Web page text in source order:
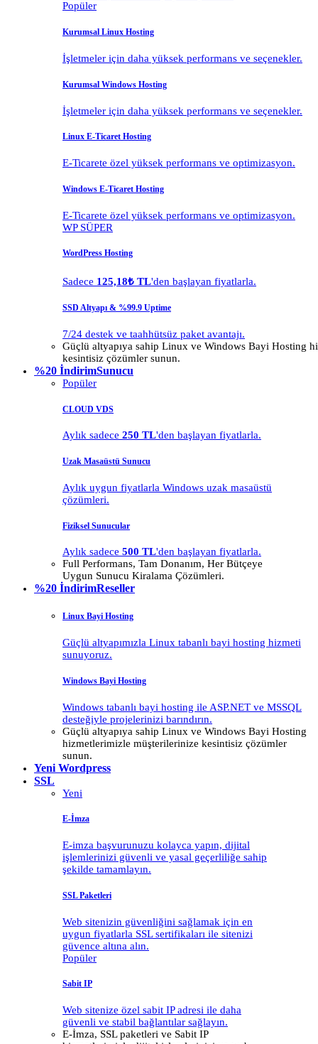
Popüler
Kurumsal Linux Hosting
İşletmeler için daha yüksek performans ve seçenekler.
Kurumsal Windows Hosting
İşletmeler için daha yüksek performans ve seçenekler.
Linux E-Ticaret Hosting
E-Ticarete özel yüksek performans ve optimizasyon.
Windows E-Ticaret Hosting
E-Ticarete özel yüksek performans ve optimizasyon.
WP SÜPER
WordPress Hosting
Sadece 125,18₺ TL'den başlayan fiyatlarla.
SSD Altyapı & %99.9 Uptime
7/24 destek ve taahhütsüz paket avantajı.
Güçlü altyapıya sahip Linux ve Windows Bayi Hosting
kesintisiz çözümler sunun.
%20 İndirimSunucu
Popüler
CLOUD VDS
Aylık sadece 250 TL'den başlayan fiyatlarla.
Uzak Masaüstü Sunucu
Aylık uygun fiyatlarla Windows uzak masaüstü
çözümleri.
Fiziksel Sunucular
Aylık sadece 500 TL'den başlayan fiyatlarla.
Full Performans, Tam Donanım, Her Bütçeye
Uygun Sunucu Kiralama Çözümleri.
%20 İndirimReseller
Linux Bayi Hosting
Güçlü altyapımızla Linux tabanlı bayi hosting hizmeti
sunuyoruz.
Windows Bayi Hosting
Windows tabanlı bayi hosting ile ASP.NET ve MSSQL
desteğiyle projelerinizi barındırın.
Güçlü altyapıya sahip Linux ve Windows Bayi Hosting
hizmetlerimizle müşterilerinize kesintisiz çözümler
sunun.
Yeni Wordpress
SSL
Yeni
E-İmza
E-imza başvurunuzu kolayca yapın, dijital
işlemlerinizi güvenli ve yasal geçerliliğe sahip
şekilde tamamlayın.
SSL Paketleri
Web sitenizin güvenliğini sağlamak için en
uygun fiyatlarla SSL sertifikaları ile sitenizi
güvence altına alın.
Popüler
Sabit IP
Web sitenize özel sabit IP adresi ile daha
güvenli ve stabil bağlantılar sağlayın.
E-İmza, SSL paketleri ve Sabit IP